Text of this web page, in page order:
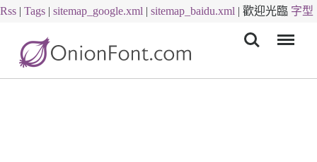
Rss | Tags | sitemap_google.xml | sitemap_baidu.xml | 歡迎光臨 字型